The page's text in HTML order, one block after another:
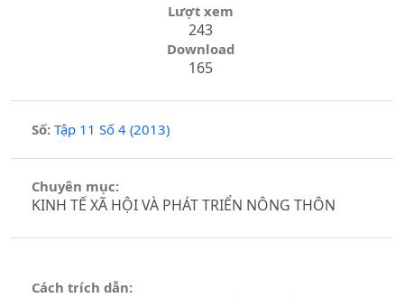
Lượt xem
243
Download
165
Số: Tập 11 Số 4 (2013)
Chuyên mục:
KINH TẾ XÃ HỘI VÀ PHÁT TRIỂN NÔNG THÔN
Cách trích dẫn: